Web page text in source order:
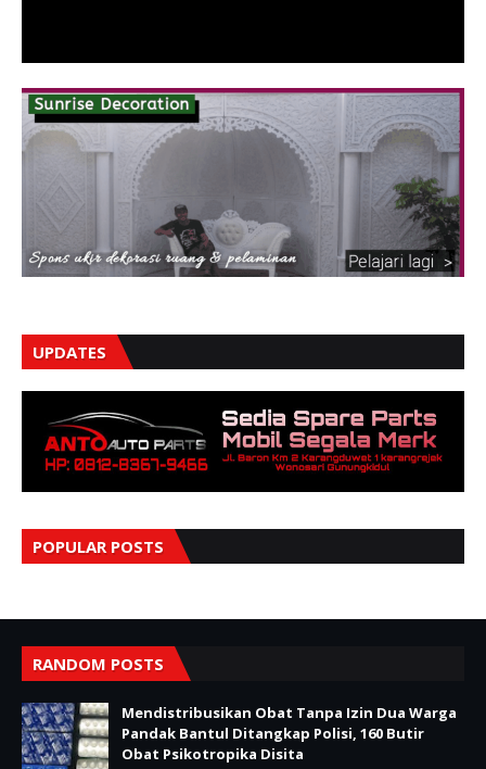
UPDATES
POPULAR POSTS
RANDOM POSTS
Mendistribusikan Obat Tanpa Izin Dua Warga
Pandak Bantul Ditangkap Polisi, 160 Butir
Obat Psikotropika Disita